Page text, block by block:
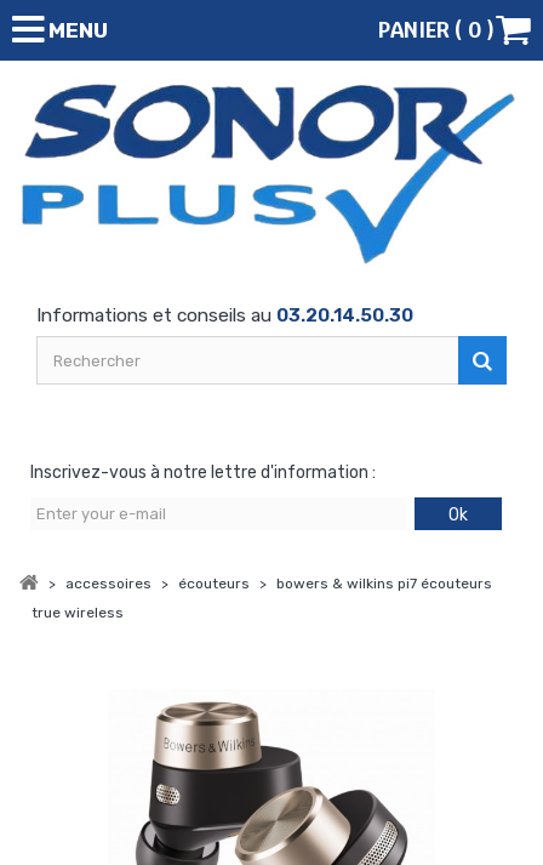
MENU PANIER ( 0 )
Informations et conseils au 03.20.14.50.30
Inscrivez-vous à notre lettre d'information :
Ok
> accessoires > écouteurs > bowers & wilkins pi7 écouteurs
true wireless